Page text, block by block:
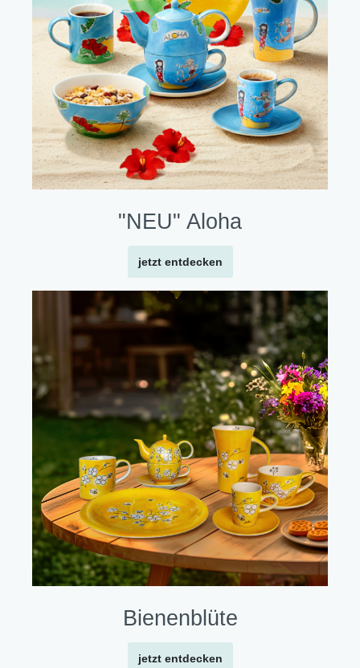
"NEU" Aloha
jetzt entdecken
Bienenblüte
jetzt entdecken